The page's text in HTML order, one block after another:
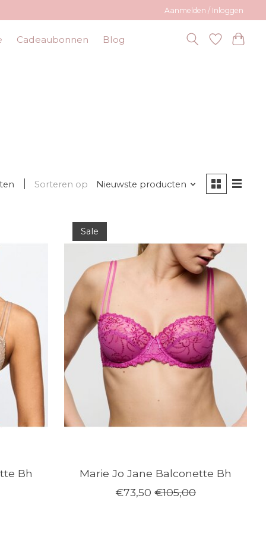
Aanmelden / Inloggen
Cadeaubonnen Blog
Sorteren op Nieuwste producten
Bh
Sale
Marie Jo Jane Balconette Bh
€73,50 €105,00